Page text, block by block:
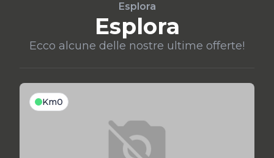
Esplora
Esplora
Ecco alcune delle nostre ultime offerte!
Km0